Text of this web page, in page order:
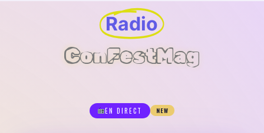
Radio
ConFestMag
EN DIRECT NEW